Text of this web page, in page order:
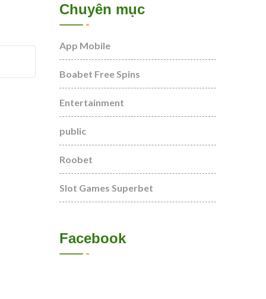
Chuyên mục
App Mobile
Boabet Free Spins
Entertainment
public
Roobet
Slot Games Superbet
Facebook